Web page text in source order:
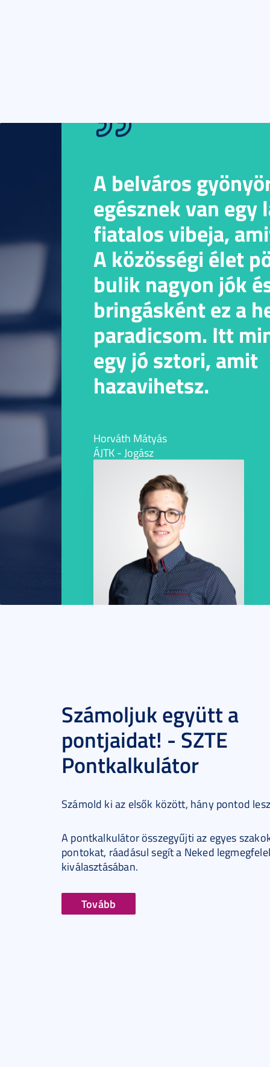
A belváros
egésznek van egy
fiatalos vibeja,
A közösségi élet
bulik nagyon jók
bringásként ez a
paradicsom. Itt
egy jó sztori, amit
hazavihetsz.
Horváth Mátyás
ÁJTK - Jogász
Számoljuk együtt a
pontjaidat! - SZTE
Pontkalkulátor
Számold ki az elsők között, hány pontod
A pontkalkulátor összegyűjti az egyes
pontokat, ráadásul segít a Neked
kiválasztásában.
Tovább